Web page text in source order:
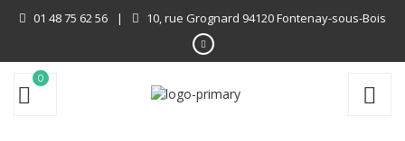
01 48 75 62 56 | 10, rue Grognard 94120 Fontenay-sous-Bois
0